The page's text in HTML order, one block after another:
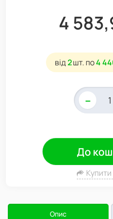
4
від2шт. по4
-
До
Купити
Опис